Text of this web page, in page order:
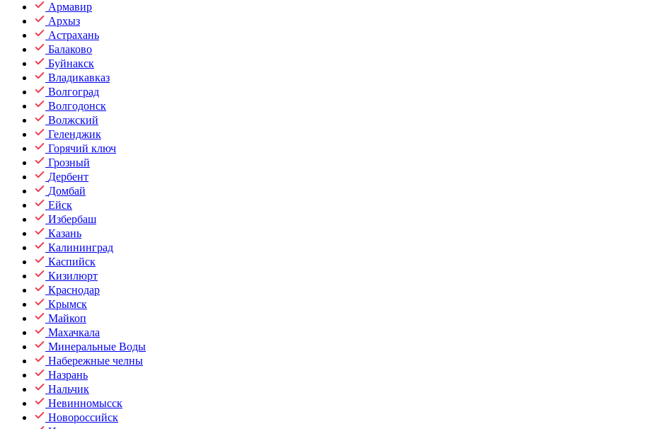
Армавир
Архыз
Астрахань
Балаково
Буйнакск
Владикавказ
Волгоград
Волгодонск
Волжский
Геленджик
Горячий ключ
Грозный
Дербент
Домбай
Ейск
Избербаш
Казань
Калининград
Каспийск
Кизилюрт
Краснодар
Крымск
Майкоп
Махачкала
Минеральные Воды
Набережные челны
Назрань
Нальчик
Невинномысск
Новороссийск